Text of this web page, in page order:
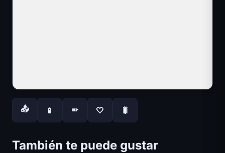
📤 📱 📱 🤍 🐛
También te puede gustar